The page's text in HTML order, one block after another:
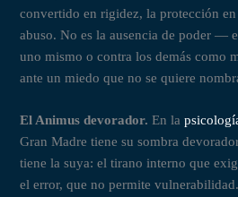
convertido en rigidez, la protección
abuso. No es la ausencia de poder —
uno mismo o contra los demás como
ante un miedo que no se quiere
El Animus devorador. En la
Gran Madre tiene su sombra
tiene la suya: el tirano interno que
el error, que no permite